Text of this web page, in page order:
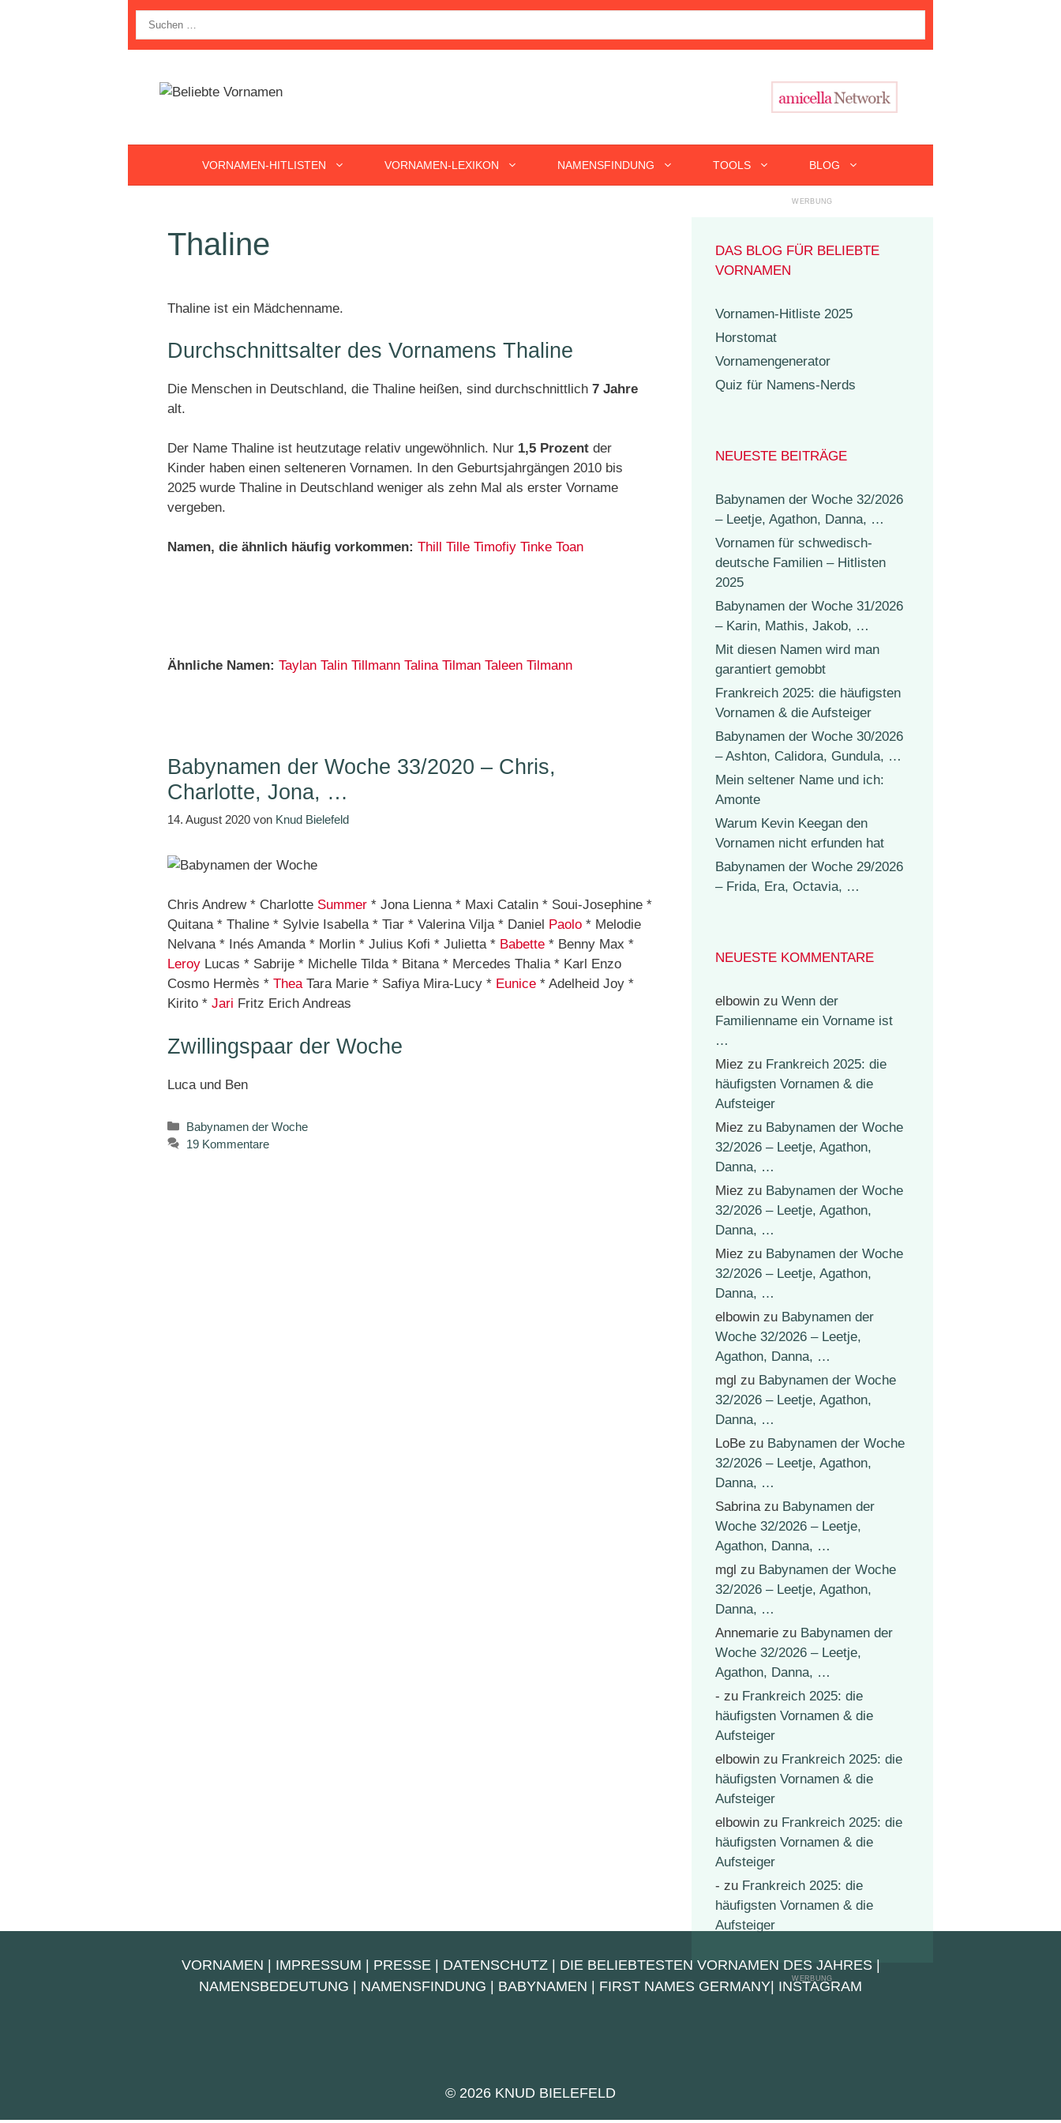
nach:
VORNAMEN-HITLISTEN VORNAMEN-LEXIKON NAMENSFINDUNG TOOLS BLOG
Thaline
Thaline ist ein Mädchenname.
Durchschnittsalter des Vornamens Thaline
Die Menschen in Deutschland, die Thaline heißen, sind durchschnittlich 7 Jahre
alt.
Der Name Thaline ist heutzutage relativ ungewöhnlich. Nur 1,5 Prozent der
Kinder haben einen selteneren Vornamen. In den Geburtsjahrgängen 2010 bis
2025 wurde Thaline in Deutschland weniger als zehn Mal als erster Vorname
vergeben.
Namen, die ähnlich häufig vorkommen: Thill Tille Timofiy Tinke Toan
Ähnliche Namen: Taylan Talin Tillmann Talina Tilman Taleen Tilmann
Babynamen der Woche 33/2020 – Chris,
Charlotte, Jona, …
14. August 2020 von Knud Bielefeld
Chris Andrew * Charlotte Summer * Jona Lienna * Maxi Catalin * Soui-Josephine *
Quitana * Thaline * Sylvie Isabella * Tiar * Valerina Vilja * Daniel Paolo * Melodie
Nelvana * Inés Amanda * Morlin * Julius Kofi * Julietta * Babette * Benny Max *
Leroy Lucas * Sabrije * Michelle Tilda * Bitana * Mercedes Thalia * Karl Enzo
Cosmo Hermès * TheaTara Marie * Safiya Mira-Lucy * Eunice * Adelheid Joy *
Kirito * Jari Fritz Erich Andreas
Zwillingspaar der Woche
Luca und Ben
Kategorien
Babynamen der Woche
19 Kommentare
DAS BLOG FÜR BELIEBTE
VORNAMEN
Vornamen-Hitliste 2025
Horstomat
Vornamengenerator
Quiz für Namens-Nerds
NEUESTE BEITRÄGE
Babynamen der Woche 32/2026
– Leetje, Agathon, Danna, …
Vornamen für schwedisch-
deutsche Familien – Hitlisten
2025
Babynamen der Woche 31/2026
– Karin, Mathis, Jakob, …
Mit diesen Namen wird man
garantiert gemobbt
Frankreich 2025: die häufigsten
Vornamen & die Aufsteiger
Babynamen der Woche 30/2026
– Ashton, Calidora, Gundula, …
Mein seltener Name und ich:
Amonte
Warum Kevin Keegan den
Vornamen nicht erfunden hat
Babynamen der Woche 29/2026
– Frida, Era, Octavia, …
NEUESTE KOMMENTARE
elbowin zu Wenn der
Familienname ein Vorname ist
…
Miez zu Frankreich 2025: die
häufigsten Vornamen & die
Aufsteiger
Miez zu Babynamen der Woche
32/2026 – Leetje, Agathon,
Danna, …
Miez zu Babynamen der Woche
32/2026 – Leetje, Agathon,
Danna, …
Miez zu Babynamen der Woche
32/2026 – Leetje, Agathon,
Danna, …
elbowin zu Babynamen der
Woche 32/2026 – Leetje,
Agathon, Danna, …
mgl zu Babynamen der Woche
32/2026 – Leetje, Agathon,
Danna, …
LoBe zu Babynamen der Woche
32/2026 – Leetje, Agathon,
Danna, …
Sabrinazu Babynamen der
Woche 32/2026 – Leetje,
Agathon, Danna, …
mgl zu Babynamen der Woche
32/2026 – Leetje, Agathon,
Danna, …
Annemarie zu Babynamen der
Woche 32/2026 – Leetje,
Agathon, Danna, …
- zu Frankreich 2025: die
häufigsten Vornamen & die
Aufsteiger
elbowin zu Frankreich 2025: die
häufigsten Vornamen & die
Aufsteiger
elbowin zu Frankreich 2025: die
häufigsten Vornamen & die
Aufsteiger
- zu Frankreich 2025: die
häufigsten Vornamen & die
Aufsteiger
VORNAMEN IMPRESSUM PRESSE| DATENSCHUTZ| DIE BELIEBTESTEN VORNAMEN DES JAHRES|
NAMENSBEDEUTUNG
NAMENSFINDUNG BABYNAMEN FIRST NAMES GERMANY INSTAGRAM
© 2026 KNUD BIELEFELD